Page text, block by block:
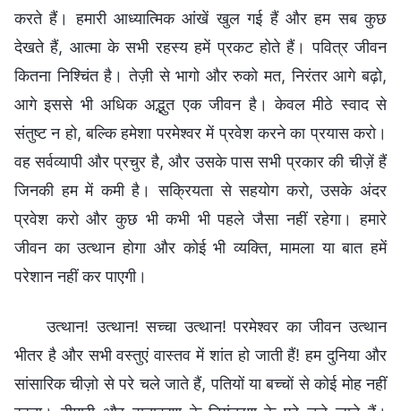
करते हैं। हमारी आध्यात्मिक आंखें खुल गई हैं और हम सब कुछ
देखते हैं, आत्मा के सभी रहस्य हमें प्रकट होते हैं। पवित्र जीवन
कितना निश्चिंत है। तेज़ी से भागो और रुको मत, निरंतर आगे बढ़ो,
आगे इससे भी अधिक अद्भुत एक जीवन है। केवल मीठे स्वाद से
संतुष्ट न हो, बल्कि हमेशा परमेश्वर में प्रवेश करने का प्रयास करो।
वह सर्वव्यापी और प्रचुर है, और उसके पास सभी प्रकार की चीज़ें हैं
जिनकी हम में कमी है। सक्रियता से सहयोग करो, उसके अंदर
प्रवेश करो और कुछ भी कभी भी पहले जैसा नहीं रहेगा। हमारे
जीवन का उत्थान होगा और कोई भी व्यक्ति, मामला या बात हमें
परेशान नहीं कर पाएगी।
उत्थान! उत्थान! सच्चा उत्थान! परमेश्वर का जीवन उत्थान
भीतर है और सभी वस्तुएं वास्तव में शांत हो जाती हैं! हम दुनिया और
सांसारिक चीज़ो से परे चले जाते हैं, पतियों या बच्चों से कोई मोह नहीं